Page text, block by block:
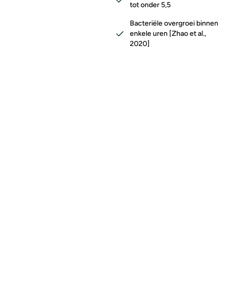
tot onder 5,5
Bacteriële overgroei binnen
enkele uren [Zhao et al.,
2020]